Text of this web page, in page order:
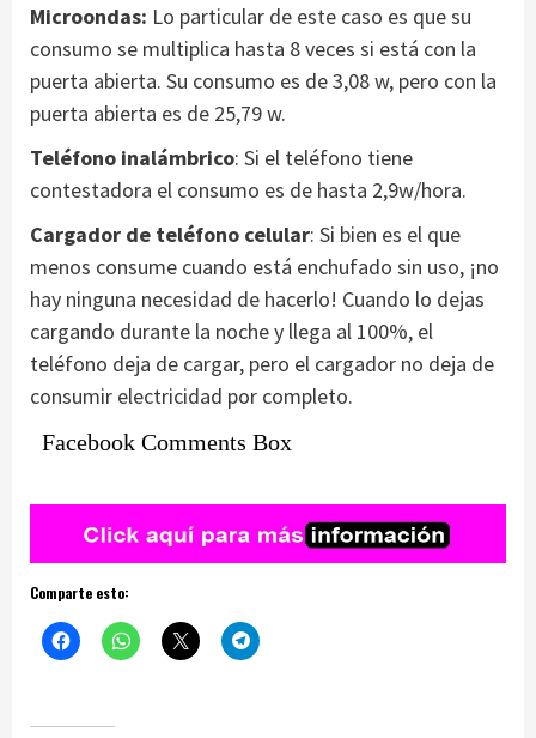
Microondas: Lo particular de este caso es que su
consumo se multiplica hasta 8 veces si está con la
puerta abierta. Su consumo es de 3,08 w, pero con la
puerta abierta es de 25,79 w.
Teléfono inalámbrico: Si el teléfono tiene
contestadora el consumo es de hasta 2,9w/hora.
Cargador de teléfono celular: Si bien es el que
menos consume cuando está enchufado sin uso, ¡no
hay ninguna necesidad de hacerlo! Cuando lo dejas
cargando durante la noche y llega al 100%, el
teléfono deja de cargar, pero el cargador no deja de
consumir electricidad por completo.
Facebook Comments Box
Comparte esto: